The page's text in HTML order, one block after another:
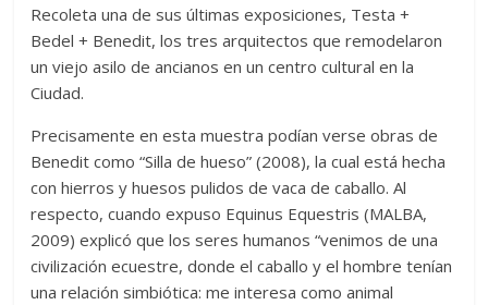
Recoleta una de sus últimas exposiciones, Testa +
Bedel + Benedit, los tres arquitectos que remodelaron
un viejo asilo de ancianos en un centro cultural en la
Ciudad.
Precisamente en esta muestra podían verse obras de
Benedit como “Silla de hueso” (2008), la cual está hecha
con hierros y huesos pulidos de vaca de caballo. Al
respecto, cuando expuso Equinus Equestris (MALBA,
2009) explicó que los seres humanos “venimos de una
civilización ecuestre, donde el caballo y el hombre tenían
una relación simbiótica: me interesa como animal